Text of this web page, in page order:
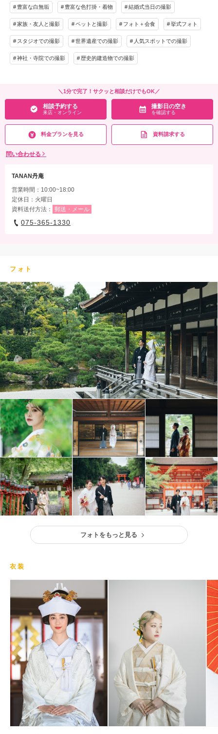
豊富な白無垢 豊富な色打掛・着物 結婚式当日の撮影
家族・友人と撮影 ペットと撮影 フォト＋会食 挙式フォト
スタジオでの撮影 世界遺産での撮影 人気スポットでの撮影
神社・寺院での撮影 歴史的建造物での撮影
＼1分で完了！サクッと相談だけでもOK／
相談予約する
来店・オンライン
撮影日の空き
を確認する
料金プランを見る 資料請求する
問い合わせる
TANAN丹庵
営業時間：10:00~18:00
定休日：火曜日
資料送付方法：
郵送・メール
075-365-1330
フォト
フォトをもっと見る
衣装